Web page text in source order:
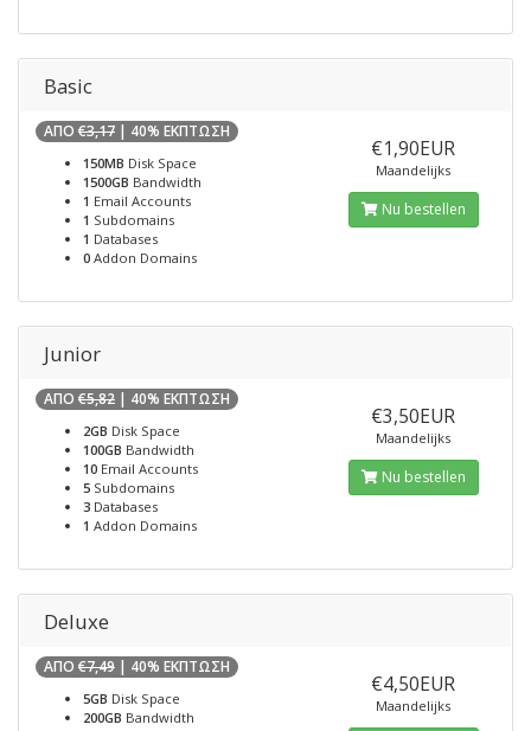
Basic
ΑΠΟ €3,17 | 40% ΕΚΠΤΩΣΗ
150MB Disk Space
1500GB Bandwidth
1 Email Accounts
1 Subdomains
1 Databases
0 Addon Domains
€1,90EUR
Maandelijks
Nu bestellen
Junior
ΑΠΟ €5,82 | 40% ΕΚΠΤΩΣΗ
2GB Disk Space
100GB Bandwidth
10 Email Accounts
5 Subdomains
3 Databases
1 Addon Domains
€3,50EUR
Maandelijks
Nu bestellen
Deluxe
ΑΠΟ €7,49 | 40% ΕΚΠΤΩΣΗ
5GB Disk Space
200GB Bandwidth
€4,50EUR
Maandelijks